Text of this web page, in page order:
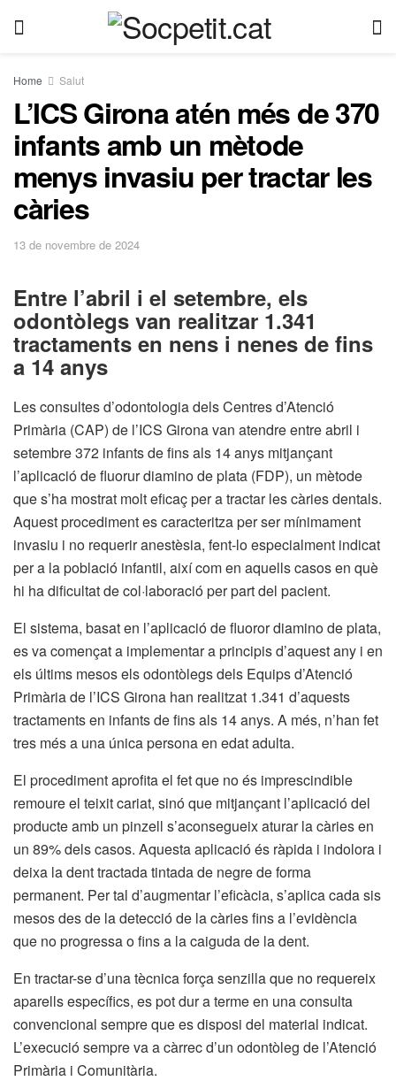
Home Salut
L’ICS Girona atén més de 370
infants amb un mètode
menys invasiu per tractar les
càries
13 de novembre de 2024
Entre l’abril i el setembre, els
odontòlegs van realitzar 1.341
tractaments en nens i nenes de fins
a 14 anys
Les consultes d’odontologia dels Centres d’Atenció
Primària (CAP) de l’ICS Girona van atendre entre abril i
setembre 372 infants de fins als 14 anys mitjançant
l’aplicació de fluorur diamino de plata (FDP), un mètode
que s’ha mostrat molt eficaç per a tractar les càries dentals.
Aquest procediment es caracteritza per ser mínimament
invasiu i no requerir anestèsia, fent-lo especialment indicat
per a la població infantil, així com en aquells casos en què
hi ha dificultat de col·laboració per part del pacient.
El sistema, basat en l’aplicació de fluoror diamino de plata,
es va començat a implementar a principis d’aquest any i en
els últims mesos els odontòlegs dels Equips d’Atenció
Primària de l’ICS Girona han realitzat 1.341 d’aquests
tractaments en infants de fins als 14 anys. A més, n’han fet
tres més a una única persona en edat adulta.
El procediment aprofita el fet que no és imprescindible
remoure el teixit cariat, sinó que mitjançant l’aplicació del
producte amb un pinzell s’aconsegueix aturar la càries en
un 89% dels casos. Aquesta aplicació és ràpida i indolora i
deixa la dent tractada tintada de negre de forma
permanent. Per tal d’augmentar l’eficàcia, s’aplica cada sis
mesos des de la detecció de la càries fins a l’evidència
que no progressa o fins a la caiguda de la dent.
En tractar-se d’una tècnica força senzilla que no requereix
aparells específics, es pot dur a terme en una consulta
convencional sempre que es disposi del material indicat.
L’execució sempre va a càrrec d’un odontòleg de l’Atenció
Primària i Comunitària.